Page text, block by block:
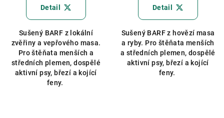
Detail
Sušený BARF z lokální
zvěřiny a vepřového masa.
Pro štěňata menších a
středních plemen, dospělé
aktivní psy, březí a kojící
feny.
produktu
z
5
hvězdiček.
Detail
Sušený BARF z hovězí masa
a ryby. Pro štěňata menších
a středních plemen, dospělé
aktivní psy, březí a kojící
feny.